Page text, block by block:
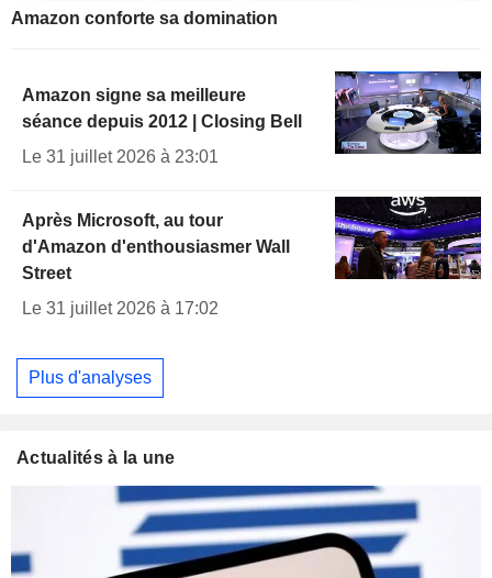
Amazon conforte sa domination
Amazon signe sa meilleure
séance depuis 2012 | Closing Bell
Le 31 juillet 2026 à 23:01
Après Microsoft, au tour
d'Amazon d'enthousiasmer Wall
Street
Le 31 juillet 2026 à 17:02
Plus d'analyses
Actualités à la une